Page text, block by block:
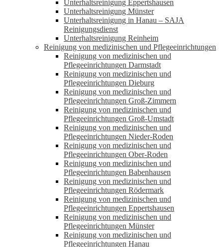
Unterhaltsreinigung Eppertshausen
Unterhaltsreinigung Münster
Unterhaltsreinigung in Hanau – SAJA
Reinigungsdienst
Unterhaltsreinigung Reinheim
Reinigung von medizinischen und Pflegeeinrichtungen
Reinigung von medizinischen und
Pflegeeinrichtungen Darmstadt
Reinigung von medizinischen und
Pflegeeinrichtungen Dieburg
Reinigung von medizinischen und
Pflegeeinrichtungen Groß-Zimmern
Reinigung von medizinischen und
Pflegeeinrichtungen Groß-Umstadt
Reinigung von medizinischen und
Pflegeeinrichtungen Nieder-Roden
Reinigung von medizinischen und
Pflegeeinrichtungen Ober-Roden
Reinigung von medizinischen und
Pflegeeinrichtungen Babenhausen
Reinigung von medizinischen und
Pflegeeinrichtungen Rödermark
Reinigung von medizinischen und
Pflegeeinrichtungen Eppertshausen
Reinigung von medizinischen und
Pflegeeinrichtungen Münster
Reinigung von medizinischen und
Pflegeeinrichtungen Hanau